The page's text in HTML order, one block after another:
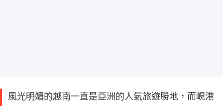
風光明媚的越南一直是亞洲的人氣旅遊勝地，而峴港